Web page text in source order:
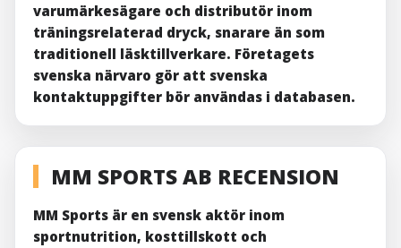
varumärkesägare och distributör inom
träningsrelaterad dryck, snarare än som
traditionell läsktillverkare. Företagets
svenska närvaro gör att svenska
kontaktuppgifter bör användas i databasen.
MM SPORTS AB RECENSION
MM Sports är en svensk aktör inom
sportnutrition, kosttillskott och